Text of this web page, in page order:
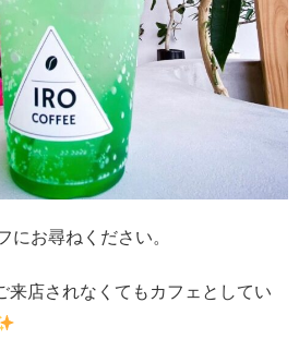
にお尋ねください。
来店されなくてもカフェとしてい